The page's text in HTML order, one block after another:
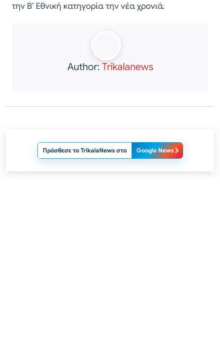
την Β’ Εθνική κατηγορία την νέα χρονιά.
Author: Trikalanews
Πρόσθεσε το TrikalaNews στο Google News